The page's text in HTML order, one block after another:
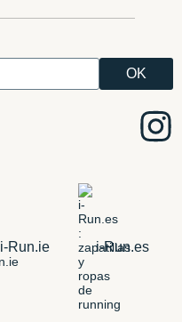
i-Run.ie i-Run.es